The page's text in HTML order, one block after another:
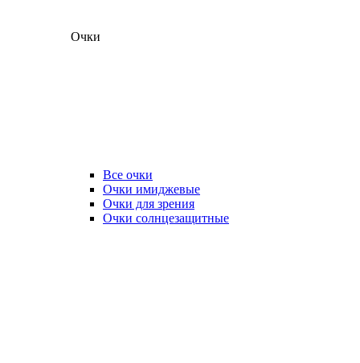
Очки
Все очки
Очки имиджевые
Очки для зрения
Очки солнцезащитные